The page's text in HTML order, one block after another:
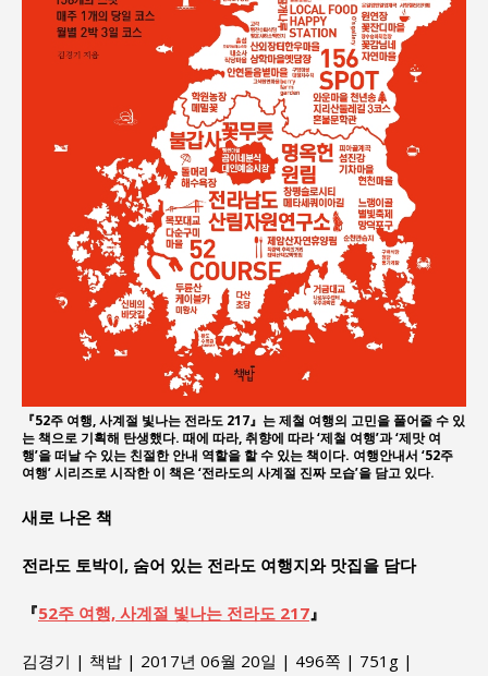
『52주 여행, 사계절 빛나는 전라도 217』는 제철 여행의 고민을 풀어줄 수 있
는 책으로 기획해 탄생했다. 때에 따라, 취향에 따라 ‘제철 여행’과 ‘제맛 여
행’을 떠날 수 있는 친절한 안내 역할을 할 수 있는 책이다. 여행안내서 ‘52주
여행’ 시리즈로 시작한 이 책은 ‘전라도의 사계절 진짜 모습’을 담고 있다.
새로 나온 책
전라도 토박이, 숨어 있는 전라도 여행지와 맛집을 담다
『52주 여행, 사계절 빛나는 전라도 217』
김경기 | 책밥 | 2017년 06월 20일 | 496쪽 | 751g |